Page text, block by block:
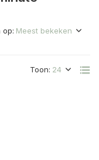
Toon:
op: